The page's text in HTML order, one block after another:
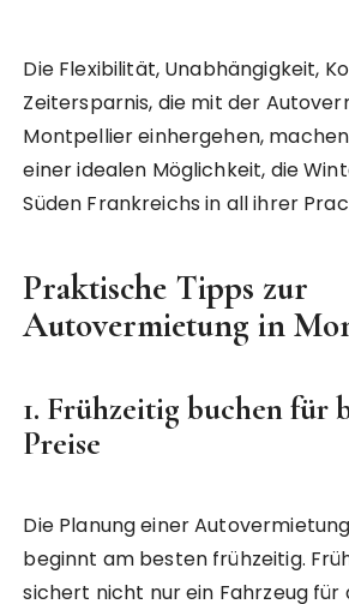
Die Flexibilität, Unabhängigkeit,
Zeitersparnis, die mit der
Montpellier einhergehen,
einer idealen Möglichkeit, die
Süden Frankreichs in all ihrer
Praktische Tipps zur
Autovermietung in
1. Frühzeitig buchen für
Preise
Die Planung einer
beginnt am besten frühzeitig.
sichert nicht nur ein Fahrzeug für